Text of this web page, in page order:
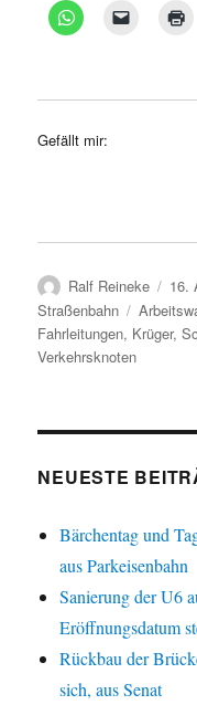
Gefällt mir:
Autor
Ralf Reineke
am
16.
Straßenbahn
Fahrleitungen, Krüger,
Verkehrsknoten
NEUESTE
Bärchentag und
aus Parkeisenbahn
Sanierung der U6
Eröffnungsdatum
Rückbau der
sich, aus Senat